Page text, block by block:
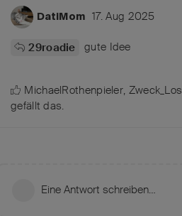
DatiMom 17. Aug 2025
29roadie
gute Idee
MichaelRothenpieler, Zweck_Los
gefällt das.
Eine Antwort schreiben…